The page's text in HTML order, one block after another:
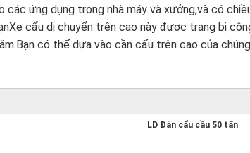
ứng dụng trong nhà máy và xưởng,và có
cẩu di chuyển trên cao này được trang bị
có thể dựa vào cần cẩu trên cao của
LD Đàn cẩu cầu 50 tấn